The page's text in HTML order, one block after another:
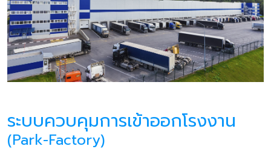
ระบบควบคุมการเข้าออกโรงงาน
(Park-Factory)